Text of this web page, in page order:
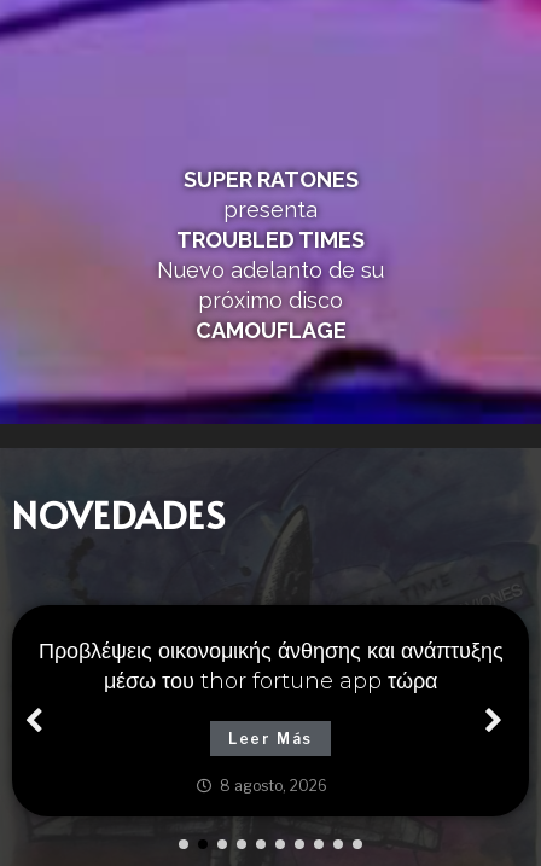
SUPER RATONES
presenta
TROUBLED TIMES
Nuevo adelanto de su
próximo disco
CAMOUFLAGE
NOVEDADES
Προβλέψεις οικονομικής άνθησης και ανάπτυξης
μέσω του thor fortune app τώρα
Leer Más
8 agosto, 2026